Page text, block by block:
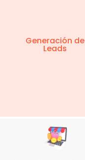
Generación de
Leads